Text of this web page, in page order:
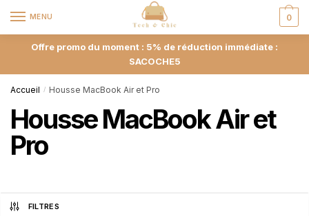
MENU 0
Offre promo du moment : 5% de réduction immédiate :
SACOCHE5
Accueil / Housse MacBook Air et Pro
Housse MacBook Air et
Pro
FILTRES